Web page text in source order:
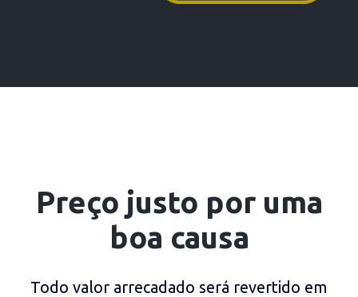
Preço justo por uma
boa causa
Todo valor arrecadado será revertido em